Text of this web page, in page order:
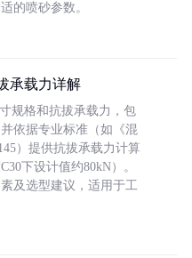
的喷砂参数。
承载力详解
规格和抗拔承载力，包
依据专业标准（如《混
）提供抗拔承载力计算
下设计值约80kN）。
及选型建议，适用于工